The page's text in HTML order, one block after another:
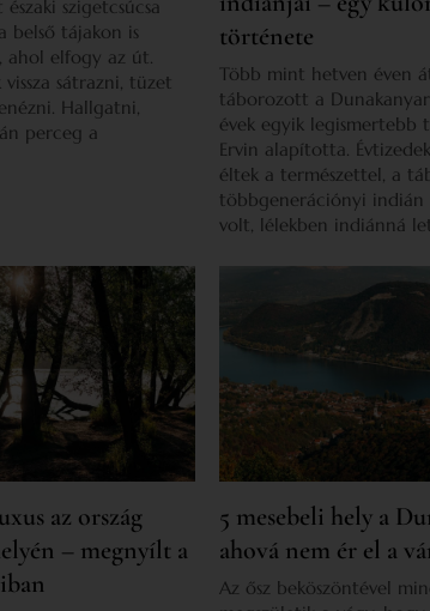
szigetcsúcsa
belső tájakon is
ahol elfogy az út.
sátrazni, tüzet
Hallgatni,
perceg a
története
Több mint hetven éven
táborozott a
évek egyik legismertebb
Ervin alapította.
éltek a természettel, a
többgenerációnyi
volt, lélekben indiánná
az ország
– megnyílt a
5 mesebeli hely a
ahová nem ér el a
Az ősz beköszöntével